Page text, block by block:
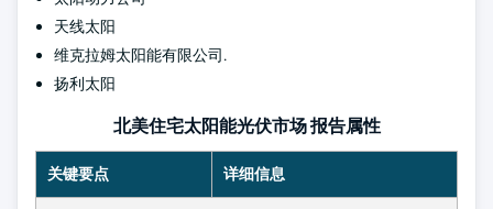
天线太阳
维克拉姆太阳能有限公司.
扬利太阳
北美住宅太阳能光伏市场 报告属性
关键要点 详细信息